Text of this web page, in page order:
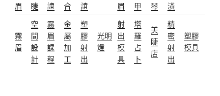
眉
睫
誼
合
誼
眉
甲
琴
潢
霧
眉
空
間
設
計
霧
眉
課
程
金
屬
加
工
塑
膠
射
出
光明
燈
射
出
模
具
塔
羅
占
卜
美
睫
店
精
密
射
出
塑膠
模具